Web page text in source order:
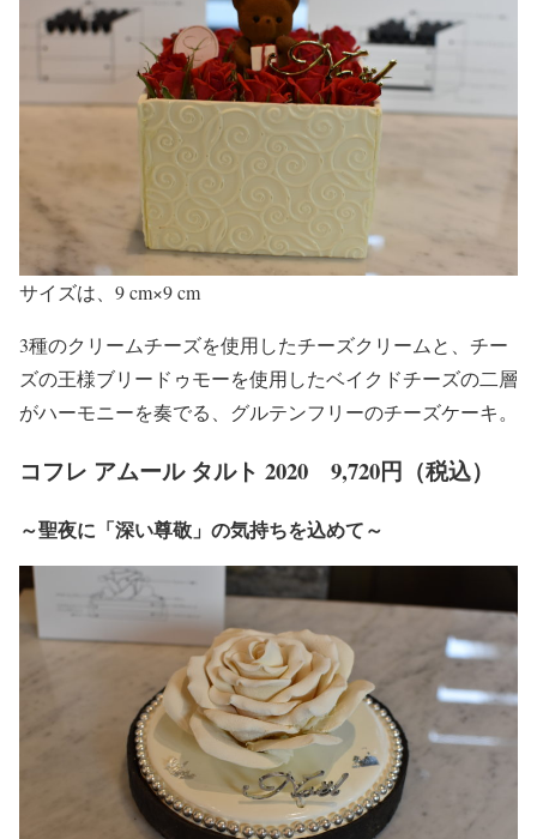
サイズは、9 cm×9 cm
3種のクリームチーズを使用したチーズクリームと、チー
ズの王様ブリードゥモーを使用したベイクドチーズの二層
がハーモニーを奏でる、グルテンフリーのチーズケーキ。
コフレ アムール タルト 2020 9,720円（税込）
～聖夜に「深い尊敬」の気持ちを込めて～